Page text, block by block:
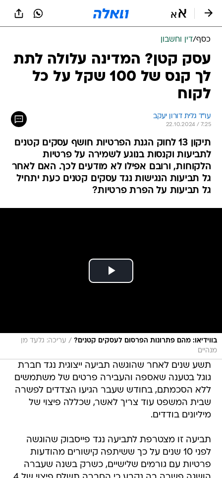
כסף/דין וחשבון
עסק קטן? המדינה עלולה לתת
לך קנס של 100 שקל על כל
לקוח
עו"ד גלית דורון יעקב
22.10.2024 / 7:25
תיקון 13 לחוק הגנת הפרטיות חושף עסקים קטנים
לתביעות וקנסות בנוגע לשמירה על פרטיות
הלקוחות, ורובם אפילו לא מודעים לכך. האם לאחר
גל תביעות הנגישות נגד עסקים קטנים כעת יתחיל
גל תביעות על הפרת פרטיות?
בווידיאו: מהם פתרונות הפרסום לעסקים קטנים? / עריכה: גלעד מן
מנהיים
תשע שנים לאחר שהוגשה תביעה ייצוגית נגד חברת
גוגל בטענה שאספה והעבירה פרטים של משתמשים
ללא הסכמתם, בחודש שעבר הגיעו הצדדים לפשרה
שבית המשפט עוד צריך לאשר, שכללה פיצוי של
מיליונים בודדים.
תביעה זו מצטרפת לתביעה נגד פייסבוק שהוגשה
לפני 10 שנים על כך ששיתפה קישורים מהודעות
פרטיות עם גורמים שלישיים, כשרק בשנה שעברה